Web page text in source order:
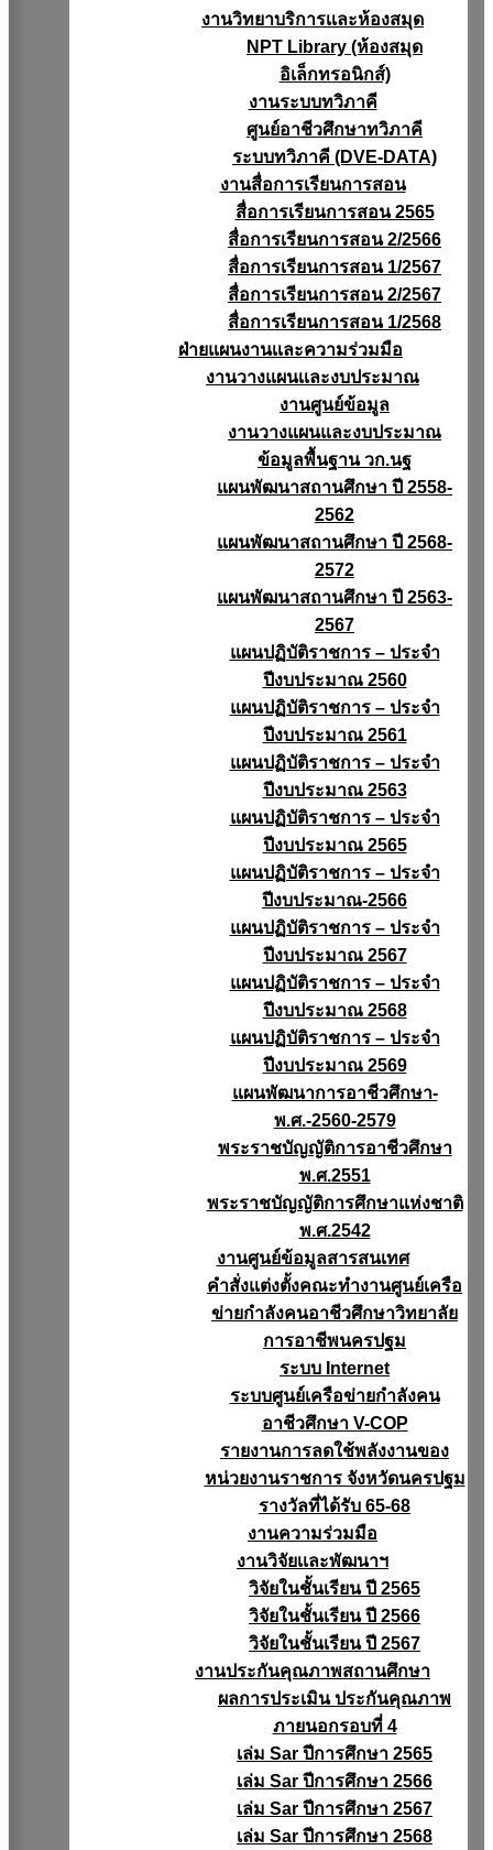
งานวิทยาบริการเเละห้องสมุด
NPT Library (ห้องสมุด
อิเล็กทรอนิกส์)
งานระบบทวิภาคี
ศูนย์อาชีวศึกษาทวิภาคี
ระบบทวิภาคี (DVE-DATA)
งานสื่อการเรียนการสอน
สื่อการเรียนการสอน 2565
สื่อการเรียนการสอน 2/2566
สื่อการเรียนการสอน 1/2567
สื่อการเรียนการสอน 2/2567
สื่อการเรียนการสอน 1/2568
ฝ่ายแผนงานเเละความร่วมมือ
งานวางแผนเเละงบประมาณ
งานศูนย์ข้อมูล
งานวางแผนและงบประมาณ
ข้อมูลพื้นฐาน วก.นฐ
แผนพัฒนาสถานศึกษา ปี 2558-
2562
แผนพัฒนาสถานศึกษา ปี 2568-
2572
แผนพัฒนาสถานศึกษา ปี 2563-
2567
แผนปฏิบัติราชการ – ประจำ
ปีงบประมาณ 2560
แผนปฏิบัติราชการ – ประจำ
ปีงบประมาณ 2561
แผนปฏิบัติราชการ – ประจำ
ปีงบประมาณ 2563
แผนปฏิบัติราชการ – ประจำ
ปีงบประมาณ 2565
แผนปฏิบัติราชการ – ประจำ
ปีงบประมาณ-2566
แผนปฏิบัติราชการ – ประจำ
ปีงบประมาณ 2567
แผนปฏิบัติราชการ – ประจำ
ปีงบประมาณ 2568
แผนปฏิบัติราชการ – ประจำ
ปีงบประมาณ 2569
แผนพัฒนาการอาชีวศึกษา-
พ.ศ.-2560-2579
พระราชบัญญัติการอาชีวศึกษา
พ.ศ.2551
พระราชบัญญัติการศึกษาแห่งชาติ
พ.ศ.2542
งานศูนย์ข้อมูลสารสนเทศ
คำสั่งแต่งตั้งคณะทำงานศูนย์เครือ
ข่ายกำลังคนอาชีวศึกษาวิทยาลัย
การอาชีพนครปฐม
ระบบ Internet
ระบบศูนย์เครือข่ายกำลังคน
อาชีวศึกษา V-COP
รายงานการลดใช้พลังงานของ
หน่วยงานราชการ จังหวัดนครปฐม
รางวัลที่ได้รับ 65-68
งานความร่วมมือ
งานวิจัยเเละพัฒนาฯ
วิจัยในชั้นเรียน ปี 2565
วิจัยในชั้นเรียน ปี 2566
วิจัยในชั้นเรียน ปี 2567
งานประกันคุณภาพสถานศึกษา
ผลการประเมิน ประกันคุณภาพ
ภายนอกรอบที่ 4
เล่ม Sar ปีการศึกษา 2565
เล่ม Sar ปีการศึกษา 2566
เล่ม Sar ปีการศึกษา 2567
เล่ม Sar ปีการศึกษา 2568